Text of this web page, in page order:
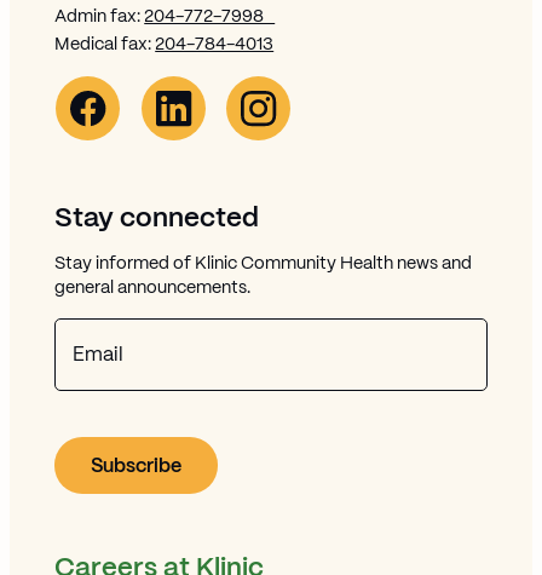
Admin fax:204-772-7998
Medical fax:204-784-4013
Facebook Link (opens in new window)
Opens in new window
Linkedin Link (opens in new window)
Opens in new window
Instagram Link (opens in new window)
Stay connected
Stay informed of Klinic Community Health news and
general announcements.
Careers at Klinic